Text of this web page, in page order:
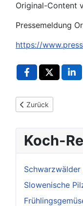
Original-Content
Pressemeldung
https://
Vorheriger Beitrag:
Zurück
Koch-
Slowenische